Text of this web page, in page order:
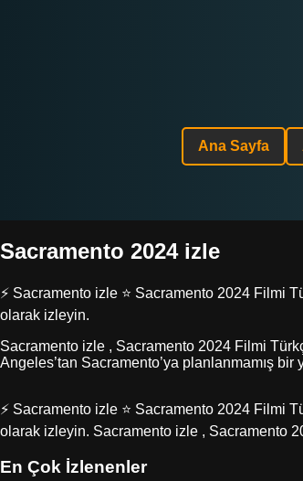
Ana Sayfa
Sacramento 2024 izle
⚡ Sacramento izle ⭐ Sacramento 2024 Filmi
olarak izleyin.
Sacramento izle , Sacramento 2024 Filmi
Angeles’tan Sacramento’ya planlanmamış bir
⚡ Sacramento izle ⭐ Sacramento 2024 Filmi
olarak izleyin. Sacramento izle , Sacramento
En Çok İzlenenler